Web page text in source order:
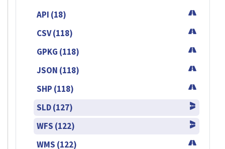
API (18)
CSV (118)
GPKG (118)
JSON (118)
SHP (118)
SLD (127)
WFS (122)
WMS (122)